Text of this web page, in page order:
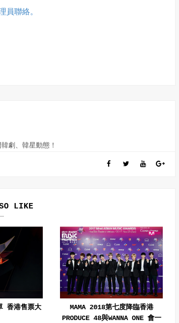
員聯絡。
劇、韓星動態！
LIKE
香港售票大
MAMA 2018第七度降臨香港
PRODUCE 48與WANNA ONE 會一